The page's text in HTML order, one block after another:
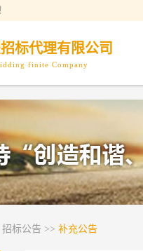
标代理有限公司
finite Company
招标公告 >> 补充公告